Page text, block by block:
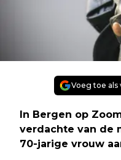
Voeg toe als
In Bergen op
verdachte van de
70-jarige vrouw